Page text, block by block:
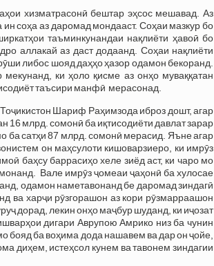
хизматрасонӣ бештар эҳсос мешавад. Аз
соҳа аз даромад мондааст. Соҳаи мазкур бо
таъминкунандаи нақлиёти ҳавоӣ бо
аллакай аз даст додаанд. Соҳаи нақлиёти
либос шояд даҳҳо ҳазор одамон бекоранд.
ки ҳоло қисме аз онҳо муваққатан
таъсири манфӣ мерасонад.
Шариф Раҳимзода иброз дошт, агар
16 млрд. сомонӣ ба иқтисодиёти давлат зарар
ба сатҳи 87 млрд. сомонӣ мерасид. Яъне агар
он маҳсулоти кишоварзиеро, ки имрӯз
баҳсу баррасиҳо хеле зиёд аст, ки чаро мо
Вале имрӯз ҷомеаи ҷаҳонӣ ба хулосае
одамон наметавонанд бе даромад зиндагӣ
ва харҷи рӯзгорашон аз кори рӯзмарраашон
дорад, лекин онҳо маҷбур шуданд, ки иҷозат
дигари Аврупою Амрико низ ба чунин
ба воҳима дода нашавем ва дар он ҷойе,
диҳем, истеҳсол кунем ва тавонем зиндагии